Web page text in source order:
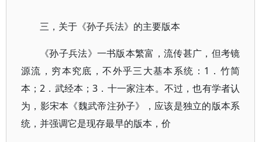
三，关于《孙子兵法》的主要版本
《孙子兵法》一书版本繁富，流传甚广，但考镜
源流，穷本究底，不外乎三大基本系统：1．竹简
本；2．武经本；3．十一家注本。不过，也有学者认
为，影宋本《魏武帝注孙子》，应该是独立的版本系
统，并强调它是现存最早的版本，价